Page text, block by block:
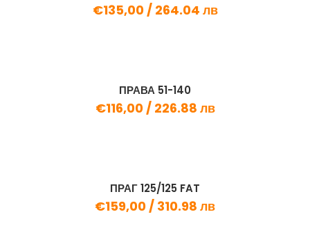
€135,00 / 264.04 лв
ПРАВА 51-140
€116,00 / 226.88 лв
ПРАГ 125/125 FAT
€159,00 / 310.98 лв